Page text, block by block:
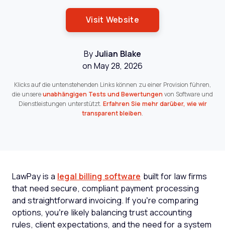
Visit Website
By Julian Blake
on May 28, 2026
Klicks auf die untenstehenden Links können zu einer Provision führen,
die unsere unabhängigen Tests und Bewertungen von Software und
Dienstleistungen unterstützt. Erfahren Sie mehr darüber, wie wir
transparent bleiben.
LawPay is a legal billing software built for law firms
that need secure, compliant payment processing
and straightforward invoicing. If you’re comparing
options, you’re likely balancing trust accounting
rules, client expectations, and the need for a system